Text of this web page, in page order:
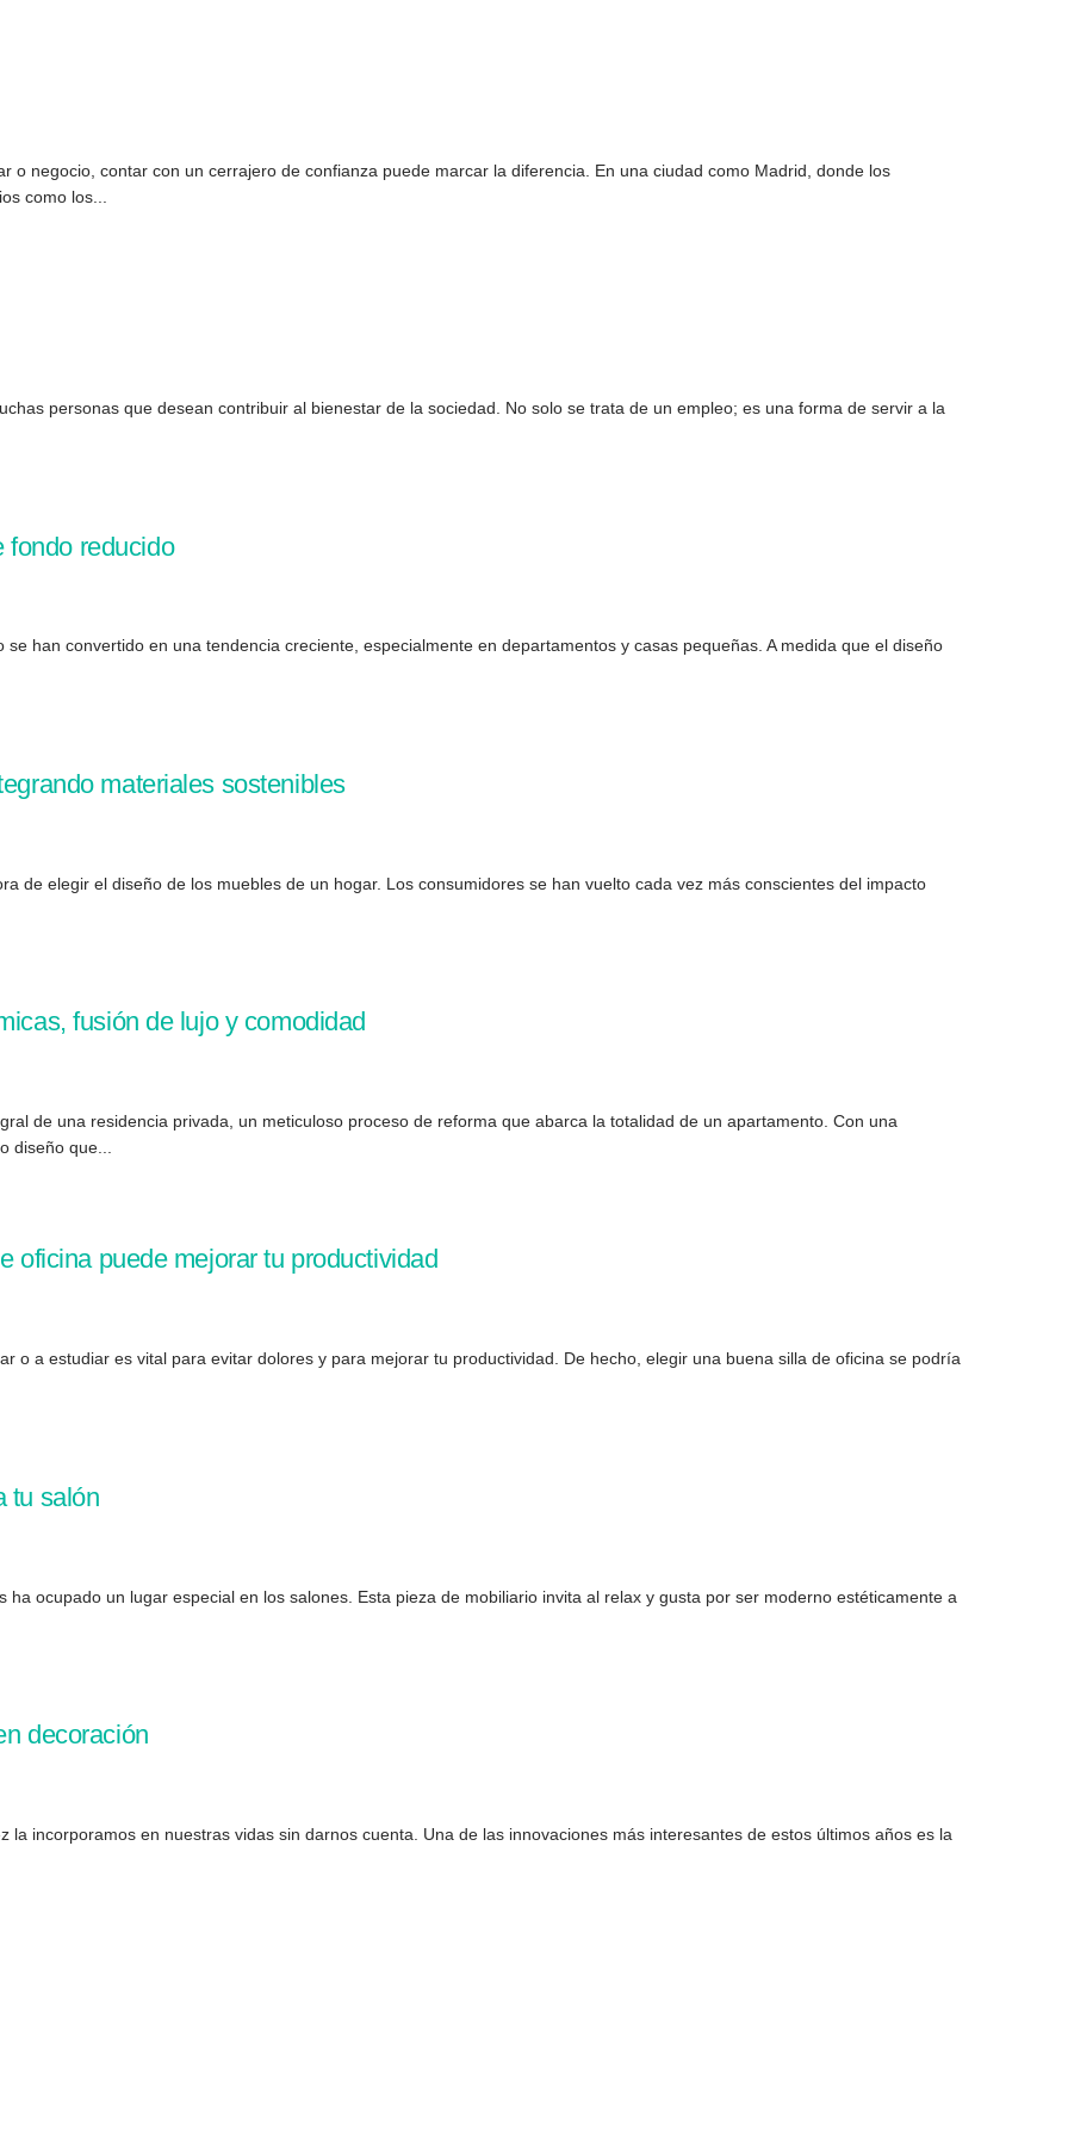
o negocio, contar con un cerrajero de confianza puede marcar la diferencia. En una ciudad como Madrid, donde los
como los...
personas que desean contribuir al bienestar de la sociedad. No solo se trata de un empleo; es una forma de servir a la
fondo reducido
han convertido en una tendencia creciente, especialmente en departamentos y casas pequeñas. A medida que el diseño
materiales sostenibles
de elegir el diseño de los muebles de un hogar. Los consumidores se han vuelto cada vez más conscientes del impacto
fusión de lujo y comodidad
de una residencia privada, un meticuloso proceso de reforma que abarca la totalidad de un apartamento. Con una
diseño que...
oficina puede mejorar tu productividad
o a estudiar es vital para evitar dolores y para mejorar tu productividad. De hecho, elegir una buena silla de oficina se podría
tu salón
ocupado un lugar especial en los salones. Esta pieza de mobiliario invita al relax y gusta por ser moderno estéticamente a
decoración
incorporamos en nuestras vidas sin darnos cuenta. Una de las innovaciones más interesantes de estos últimos años es la